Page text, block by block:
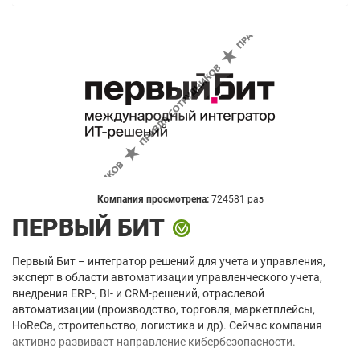
Компания просмотрена: 724581 раз
ПЕРВЫЙ БИТ
Первый Бит – интегратор решений для учета и управления,
эксперт в области автоматизации управленческого учета,
внедрения ERP-, BI- и CRM-решений, отраслевой
автоматизации (производство, торговля, маркетплейсы,
HoReCа, строительство, логистика и др). Сейчас компания
активно развивает направление кибербезопасности.